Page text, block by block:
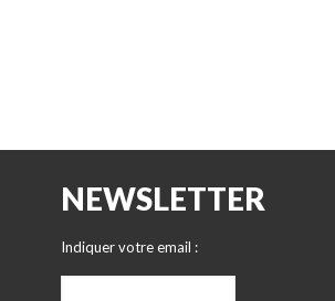
NEWSLETTER
Indiquer votre email :